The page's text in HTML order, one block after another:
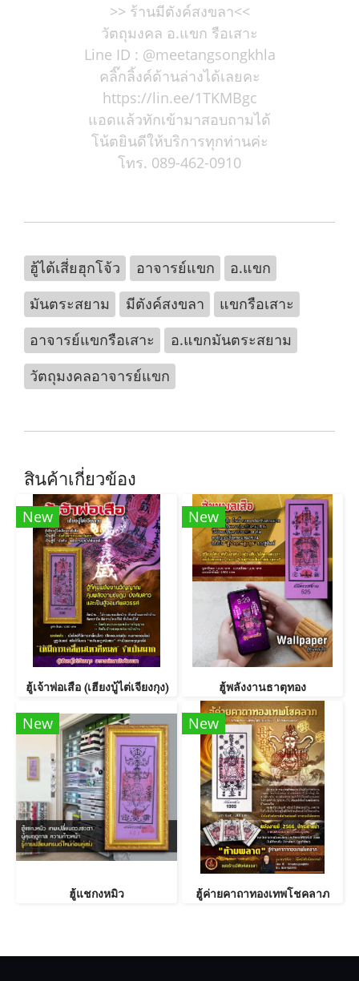
>> ร้านมีตังค์สงขลา<<
วัตถุมงคล อ.แขก รือเสาะ
Line ID : @meetangsongkhla
คลิ๊กลิ้งค์ด้านล่างได้เลยคะ
https://lin.ee/1TKMBgc
แอดแล้วทักเข้ามาสอบถามได้
โน้ตยินดีให้บริการทุกท่านค่ะ
โทร. 089-462-0910
ฮู้ไต้เสี่ยฮุกโจ้ว อาจารย์แขก
อ.แขก
มันตระสยาม
มีตังค์สงขลา
แขกรือเสาะ
อาจารย์แขกรือเสาะ
อ.แขกมันตระสยาม
วัตถุมงคลอาจารย์แขก
สินค้าเกี่ยวข้อง
New
ฮู้เจ้าพ่อเสือ (เฮียงบู้ไต่เจียงกุง)
New
ฮู้พลังงานธาตุทอง
New
ฮู้แชกงหมิว
New
ฮู้ค่ายคาถาทองเทพโชคลาภ